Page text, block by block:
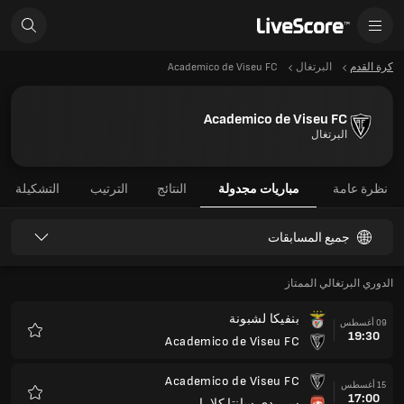
كرة القدم البرتغال Academico de Viseu FC
Academico de Viseu FC
البرتغال
نظرة عامة مباريات مجدولة النتائج الترتيب التشكيلة
جميع المسابقات
الدوري البرتغالي الممتاز
09 أغسطس
19:30
بنفيكا لشبونة
Academico de Viseu FC
15 أغسطس
17:00
Academico de Viseu FC